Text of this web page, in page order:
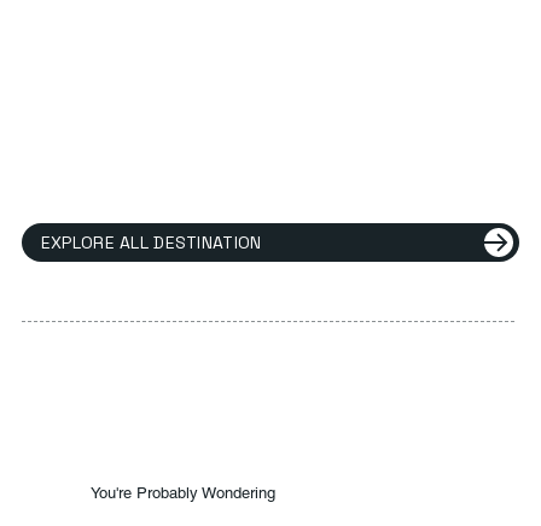
EXPLORE ALL DESTINATION
You're Probably Wondering